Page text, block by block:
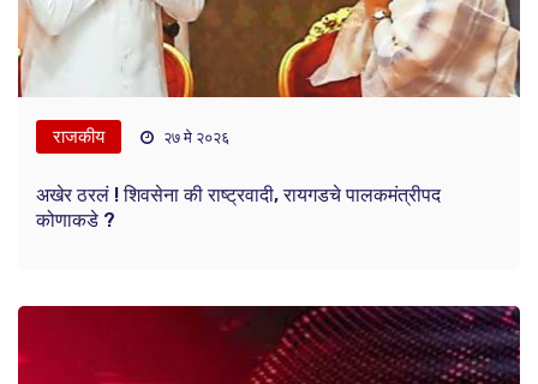
राजकीय २७ मे २०२६
अखेर ठरलं ! शिवसेना की राष्ट्रवादी, रायगडचे पालकमंत्रीपद
कोणाकडे ?